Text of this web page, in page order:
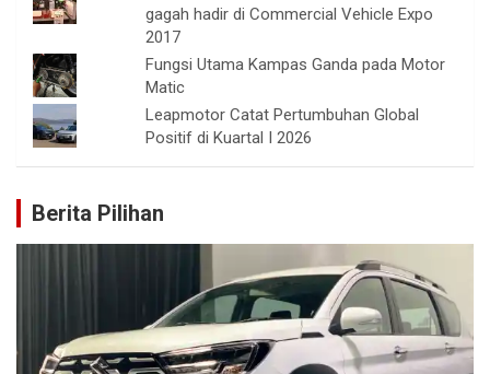
gagah hadir di Commercial Vehicle Expo
2017
Fungsi Utama Kampas Ganda pada Motor
Matic
Leapmotor Catat Pertumbuhan Global
Positif di Kuartal I 2026
Berita Pilihan